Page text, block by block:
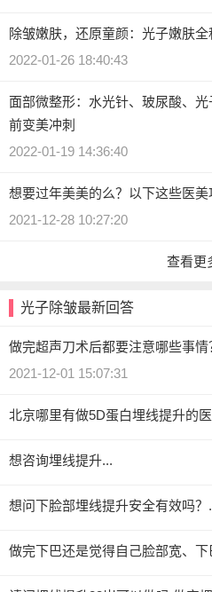
除皱嫩肤，还原童颜：光子嫩肤全
2022-01-26 18:40:43
面部微整形：水光针、玻尿酸、
前变美冲刺
2022-01-19 14:36:40
想要过年美美的么？以下这些医
2021-12-28 10:27:20
查看更
光子除皱最新回答
做完超声刀术后都要注意哪些事情
2021-12-01 15:07:31
北京哪里有做5D蛋白埋线提升的
想咨询埋线提升...
想问下脸部埋线提升安全有效吗？
做完下巴还是觉得自己脸部宽、下